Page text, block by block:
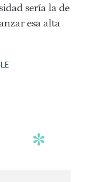
sería la de
esa alta